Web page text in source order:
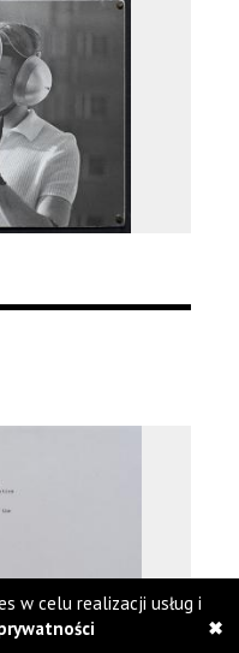
w celu realizacji usług i